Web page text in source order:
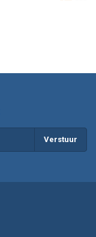
Verstuur